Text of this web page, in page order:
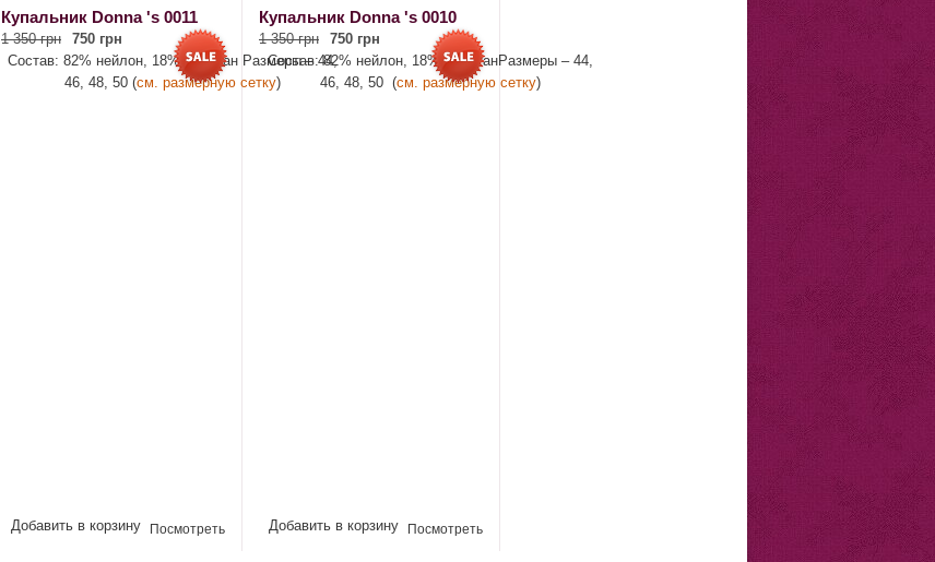
Купальник Donna 's 0011
1 350 грн
750 грн
Состав: 82% нейлон, 18% эластан Размеры – 44,
46, 48, 50 (см. размерную сетку)
Добавить в корзину Посмотреть
Купальник Donna 's 0010
1 350 грн
750 грн
Состав: 82% нейлон, 18% эластанРазмеры – 44,
46, 48, 50 (см. размерную сетку)
Добавить в корзину Посмотреть